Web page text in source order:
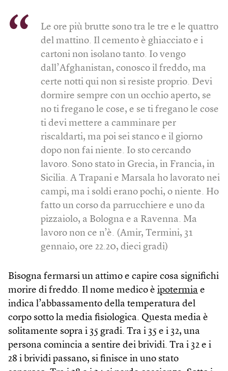
Le ore più brutte sono tra le tre e le quattro
del mattino. Il cemento è ghiacciato e i
cartoni non isolano tanto. Io vengo
dall’Afghanistan, conosco il freddo, ma
certe notti qui non si resiste proprio. Devi
dormire sempre con un occhio aperto, se
no ti fregano le cose, e se ti fregano le cose
ti devi mettere a camminare per
riscaldarti, ma poi sei stanco e il giorno
dopo non fai niente. Io sto cercando
lavoro. Sono stato in Grecia, in Francia, in
Sicilia. A Trapani e Marsala ho lavorato nei
campi, ma i soldi erano pochi, o niente. Ho
fatto un corso da parrucchiere e uno da
pizzaiolo, a Bologna e a Ravenna. Ma
lavoro non ce n’è. (Amir, Termini, 31
gennaio, ore 22.20, dieci gradi)
Bisogna fermarsi un attimo e capire cosa significhi
morire di freddo. Il nome medico è ipotermia e
indica l’abbassamento della temperatura del
corpo sotto la media fisiologica. Questa media è
solitamente sopra i 35 gradi. Tra i 35 e i 32, una
persona comincia a sentire dei brividi. Tra i 32 e i
28 i brividi passano, si finisce in uno stato